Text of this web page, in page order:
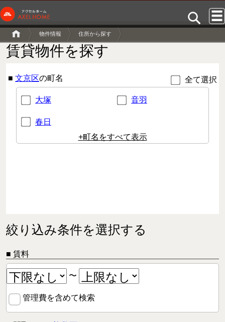
物件情報 住所から探す
賃貸物件を探す
■ 文京区の町名 全て選択
大塚 音羽
春日
+町名をすべて表示
絞り込み条件を選択する
■ 賃料
〜
管理費を含めて検索